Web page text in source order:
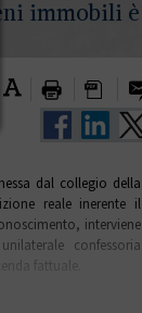
immobili è
dal collegio della
reale inerente il
interviene
confessoria
fattuale.